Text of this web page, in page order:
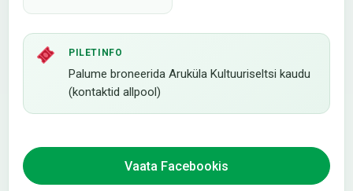
PILETINFO
Palume broneerida Aruküla Kultuuriseltsi kaudu
(kontaktid allpool)
Vaata Facebookis